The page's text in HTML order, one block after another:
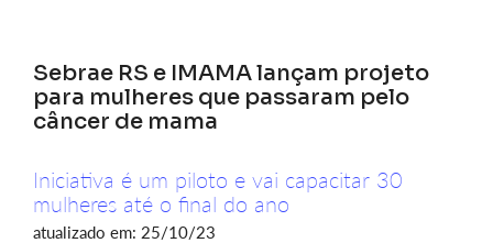
Sebrae RS e IMAMA lançam projeto
para mulheres que passaram pelo
câncer de mama
Iniciativa é um piloto e vai capacitar 30
mulheres até o final do ano
atualizado em: 25/10/23